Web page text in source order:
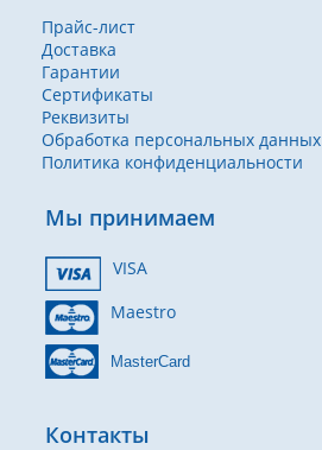
Прайс-лист
Доставка
Гарантии
Сертификаты
Реквизиты
Обработка персональных данных
Политика конфиденциальности
Мы принимаем
VISA
Maestro
MasterCard
Контакты